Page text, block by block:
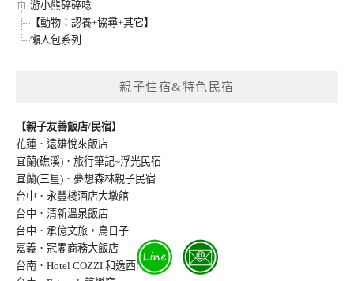
游小熊碎碎唸
【動物：認養+協尋+其它】
懶人包系列
親子住宿&特色民宿
【親子友善飯店/民宿】
花蓮．遠雄悅來飯店
宜蘭(礁溪)．旅行筆記~浮光民宿
宜蘭(三星)．夢想森林親子民宿
台中．永豐棧酒店大墩館
台中．清新溫泉飯店
台中．承億文旅，鳥日子
嘉義．冠閣商務大飯店
台南．Hotel COZZI 和逸西門